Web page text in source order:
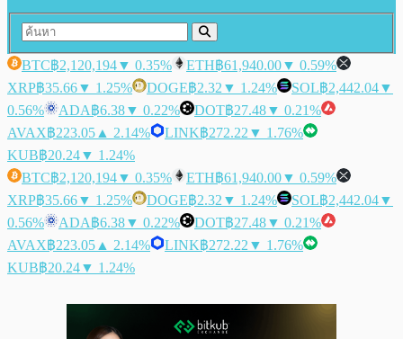
BTC฿2,120,194▼ 0.35% ETH฿61,940.00▼ 0.59%
XRP฿35.66▼ 1.25% DOGE฿2.32 ▼ 1.24% SOL฿2,442.04▼
0.56%
ADA฿6.38▼ 0.22% DOT฿27.48▼ 0.21%
AVAX฿223.05 ▲ 2.14% LINK฿272.22 ▼ 1.76%
KUB฿20.24▼ 1.24%
BTC฿2,120,194▼ 0.35% ETH฿61,940.00▼ 0.59%
XRP฿35.66▼ 1.25% DOGE฿2.32 ▼ 1.24% SOL฿2,442.04▼
0.56%
ADA฿6.38▼ 0.22% DOT฿27.48▼ 0.21%
AVAX฿223.05 ▲ 2.14% LINK฿272.22 ▼ 1.76%
KUB฿20.24▼ 1.24%